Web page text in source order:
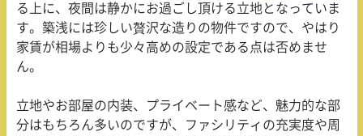
る上に、夜間は静かにお過ごし頂ける立地となっていま
す。築浅には珍しい贅沢な造りの物件ですので、やはり
家賃が相場よりも少々高めの設定である点は否めませ
ん。
立地やお部屋の内装、プライベート感など、魅力的な部
分はもちろん多いのですが、ファシリティの充実度や周